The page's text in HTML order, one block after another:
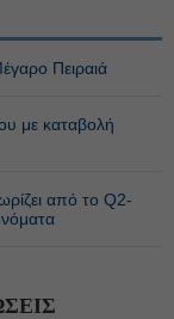
Πειραιά
με καταβολή
από το Q2-